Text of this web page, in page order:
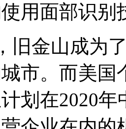
用面部识别
旧金山成为
市。而美国
划在2020